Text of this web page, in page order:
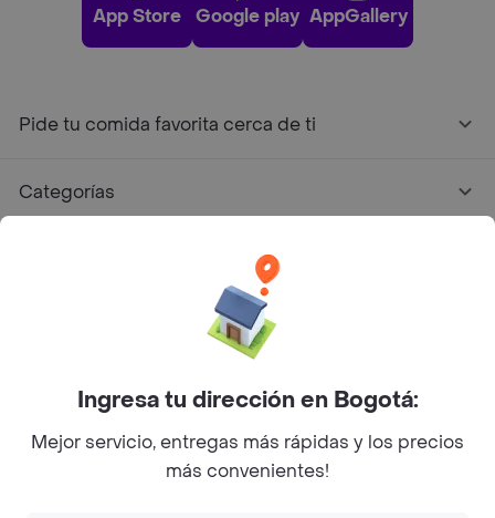
App Store Google play AppGallery
Pide tu comida favorita cerca de ti
Categorías
Facebook
Twitter
Instagram
©2026Rappi Inc. All rights reserved.
Ingresa tu dirección en Bogotá:
Mejor servicio, entregas más rápidas y los precios
más convenientes!